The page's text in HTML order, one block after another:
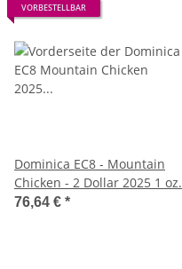
VORBESTELLBAR
Dominica EC8 - Mountain
Chicken - 2 Dollar 2025 1 oz.
76,64 € *